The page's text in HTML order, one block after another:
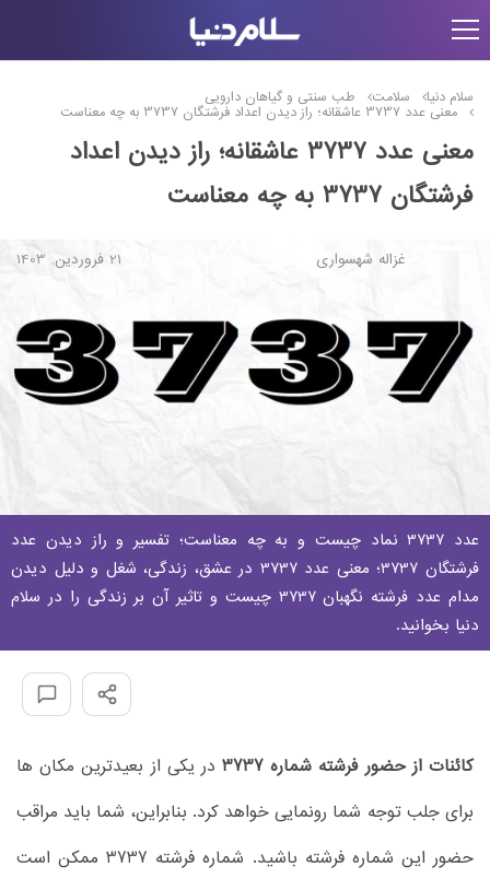
سلام دنیا سلامت طب سنتی و گیاهان دارویی
معنی عدد 3737 عاشقانه؛ راز دیدن اعداد فرشتگان 3737 به چه معناست
معنی عدد 3737 عاشقانه؛ راز دیدن اعداد
فرشتگان 3737 به چه معناست
غزاله شهسواری 21 فروردین, 1403
عدد 3737 نماد چیست و به چه معناست؛ تفسیر و راز دیدن عدد
فرشتگان 3737؛ معنی عدد 3737 در عشق، زندگی، شغل و دلیل دیدن
مدام عدد فرشته نگهبان 3737 چیست و تاثیر آن بر زندگی را در سلام
دنیا بخوانید.
کائنات از حضور فرشته شماره 3737
در یکی از بعیدترین مکان ها
برای جلب توجه شما رونمایی خواهد کرد. بنابراین، شما باید مراقب
حضور این شماره فرشته باشید. شماره فرشته 3737 ممکن است